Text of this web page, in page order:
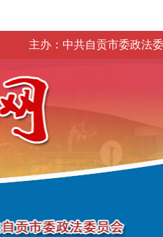
主办：中共自贡市委政法